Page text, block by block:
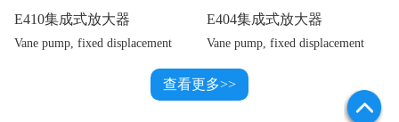
E410集成式放大器
Vane pump, fixed displacement
E404集成式放大器
Vane pump, fixed displacement
查看更多>>